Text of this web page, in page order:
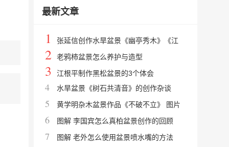
最新文章
1
张延信创作水旱盆景《幽亭秀木》《江
雪》的过程
2 老鸦柿盆景怎么养护与造型
3 江根平制作黑松盆景的3个体会
4 水旱盆景《树石共清音》的创作杂谈
5 黄学明杂木盆景作品《不破不立》 图片
6 图解 李国宾怎么真柏盆景创作的回顾
7 图解 老外怎么使用盆景喷水嘴的方法